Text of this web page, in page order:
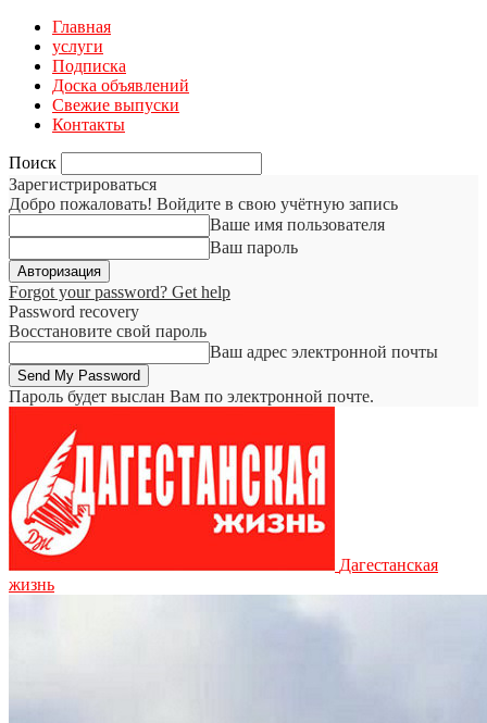
Главная
услуги
Подписка
Доска объявлений
Свежие выпуски
Контакты
Поиск
Зарегистрироваться
Добро пожаловать! Войдите в свою учётную запись
Ваше имя пользователя
Ваш пароль
Forgot your password? Get help
Password recovery
Восстановите свой пароль
Ваш адрес электронной почты
Пароль будет выслан Вам по электронной почте.
Дагестанская
жизнь